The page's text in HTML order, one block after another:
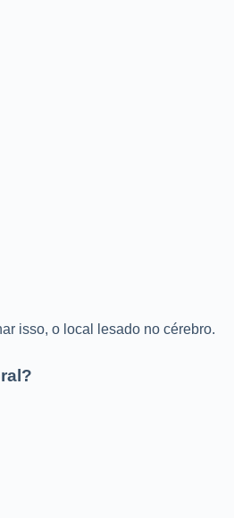
isso, o local lesado no cérebro.